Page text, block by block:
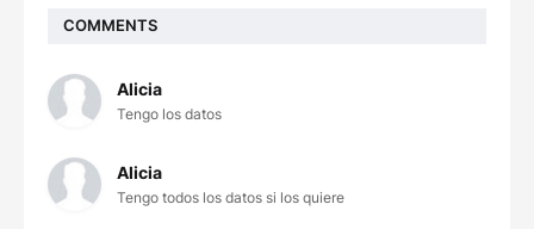
COMMENTS
Alicia
Tengo los datos
Alicia
Tengo todos los datos si los quiere